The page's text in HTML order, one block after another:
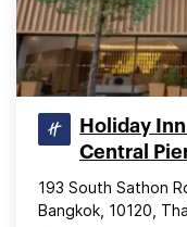
Holiday
Central
193 South Sathon
Bangkok, 10120,